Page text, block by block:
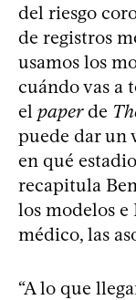
del riesgo
de registros
usamos los
cuándo vas a
el paperde
puede dar un
en qué
recapitula
los modelos
médico, las
“A lo que